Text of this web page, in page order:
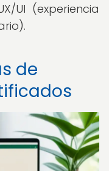
UI (experiencia
de